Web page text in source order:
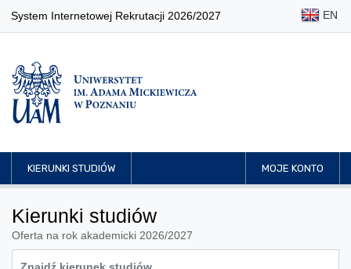
System Internetowej Rekrutacji 2026/2027 EN
KIERUNKI STUDIÓW MOJE KONTO
Kierunki studiów
Oferta na rok akademicki 2026/2027